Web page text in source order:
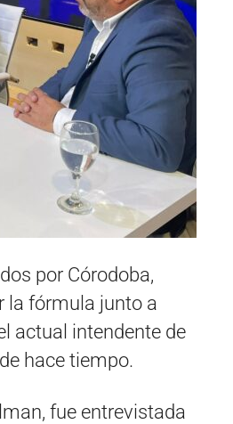
por Córodoba,
la fórmula junto a
actual intendente de
hace tiempo.
fue entrevistada